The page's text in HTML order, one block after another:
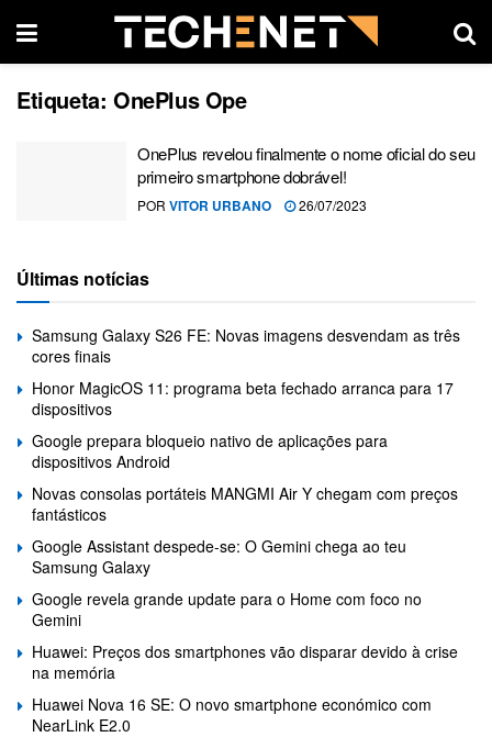
Etiqueta: OnePlus Ope
OnePlus revelou finalmente o nome oficial do seu
primeiro smartphone dobrável!
POR VITOR URBANO 26/07/2023
Últimas notícias
Samsung Galaxy S26 FE: Novas imagens desvendam as três
cores finais
Honor MagicOS 11: programa beta fechado arranca para 17
dispositivos
Google prepara bloqueio nativo de aplicações para
dispositivos Android
Novas consolas portáteis MANGMI Air Y chegam com preços
fantásticos
Google Assistant despede-se: O Gemini chega ao teu
Samsung Galaxy
Google revela grande update para o Home com foco no
Gemini
Huawei: Preços dos smartphones vão disparar devido à crise
na memória
Huawei Nova 16 SE: O novo smartphone económico com
NearLink E2.0